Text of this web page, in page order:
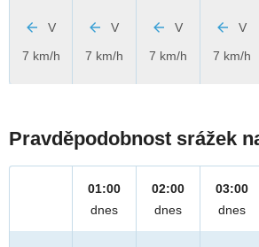
V
7 km/h
V
7 km/h
V
7 km/h
V
7 km/h
Pravděpodobnost srážek
01:00
dnes
02:00
dnes
03:00
dnes